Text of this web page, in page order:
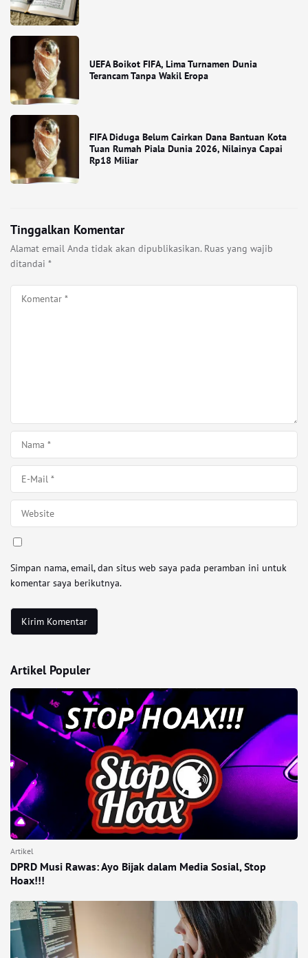
UEFA Boikot FIFA, Lima Turnamen Dunia
Terancam Tanpa Wakil Eropa
FIFA Diduga Belum Cairkan Dana Bantuan Kota
Tuan Rumah Piala Dunia 2026, Nilainya Capai
Rp18 Miliar
Tinggalkan Komentar
Alamat email Anda tidak akan dipublikasikan. Ruas yang wajib
ditandai *
Simpan nama, email, dan situs web saya pada peramban ini untuk
komentar saya berikutnya.
Artikel Populer
Artikel
DPRD Musi Rawas: Ayo Bijak dalam Media Sosial, Stop
Hoax!!!